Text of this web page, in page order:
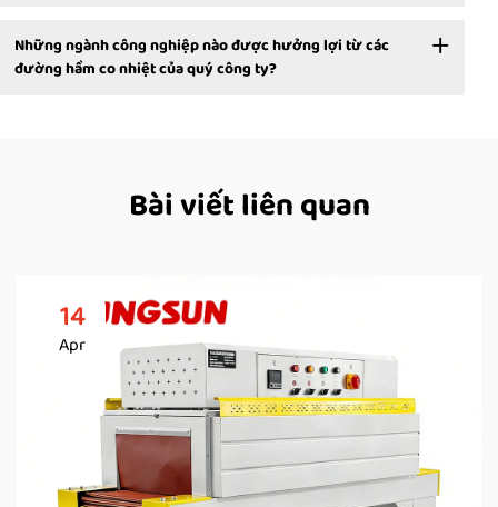
Những ngành công nghiệp nào được hưởng lợi từ các
đường hầm co nhiệt của quý công ty?
Bài viết liên quan
14
Apr